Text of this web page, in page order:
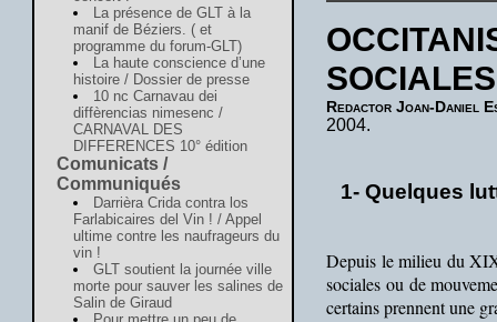
La présence de GLT à la
manif de Béziers. ( et
programme du forum-GLT)
La haute conscience d’une
histoire / Dossier de presse
10 nc Carnavau dei
diffèrencias nimesenc /
CARNAVAL DES
DIFFERENCES 10° édition
Comunicats /
Communiqués
Darrièra Crida contra los
Farlabicaires del Vin ! / Appel
ultime contre les naufrageurs du
vin !
GLT soutient la journée ville
morte pour sauver les salines de
Salin de Giraud
SOCIALES
Redactor Joan-Daniel
2004.
1- Quelques
Depuis le milieu du
sociales ou de
certains prennent une